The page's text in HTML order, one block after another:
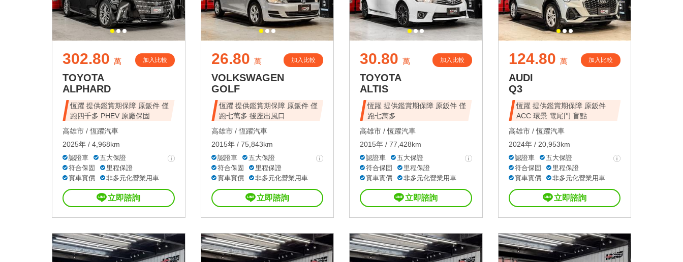
302.80 萬 加入比較
TOYOTA
ALPHARD
恆躍 提供鑑賞期保障 原鈑件 僅
跑四千多 PHEV 原廠保固
高雄市 /恆躍汽車
2025年 / 4,968km
認證車
五大保證
符合保固
里程保證
實車實價
非多元化營業用車
立即諮詢
26.80 萬 加入比較
VOLKSWAGEN
GOLF
恆躍 提供鑑賞期保障 原鈑件 僅
跑七萬多 後座出風口
高雄市 /恆躍汽車
2015年 / 75,843km
認證車
五大保證
符合保固
里程保證
實車實價
非多元化營業用車
立即諮詢
30.80 萬 加入比較
TOYOTA
ALTIS
恆躍 提供鑑賞期保障 原鈑件 僅
跑七萬多
高雄市 /恆躍汽車
2015年 / 77,428km
認證車
五大保證
符合保固
里程保證
實車實價
非多元化營業用車
立即諮詢
124.80 萬 加入比較
AUDI
Q3
恆躍 提供鑑賞期保障 原鈑件
ACC 環景 電尾門 盲點
高雄市 /恆躍汽車
2024年 / 20,953km
認證車
五大保證
符合保固
里程保證
實車實價
非多元化營業用車
立即諮詢